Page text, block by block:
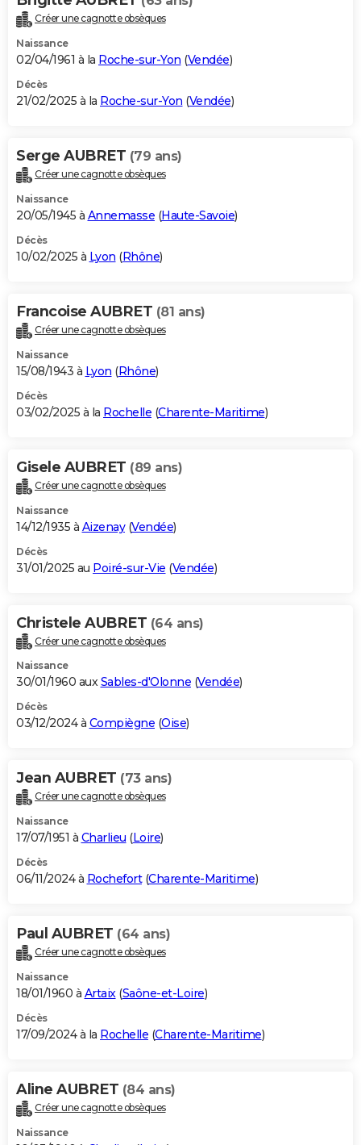
Créer une cagnotte obsèques
Naissance
02/04/1961 à la Roche-sur-Yon (Vendée)
Décès
21/02/2025 à la Roche-sur-Yon (Vendée)
Serge AUBRET (79 ans)
Créer une cagnotte obsèques
Naissance
20/05/1945 à Annemasse (Haute-Savoie)
Décès
10/02/2025 à Lyon (Rhône)
Francoise AUBRET (81 ans)
Créer une cagnotte obsèques
Naissance
15/08/1943 à Lyon (Rhône)
Décès
03/02/2025 à la Rochelle (Charente-Maritime)
Gisele AUBRET (89 ans)
Créer une cagnotte obsèques
Naissance
14/12/1935 à Aizenay(Vendée)
Décès
31/01/2025 au Poiré-sur-Vie (Vendée)
Christele AUBRET (64 ans)
Créer une cagnotte obsèques
Naissance
30/01/1960 auxSables-d'Olonne (Vendée)
Décès
03/12/2024 à Compiègne (Oise)
Jean AUBRET (73 ans)
Créer une cagnotte obsèques
Naissance
17/07/1951 à Charlieu (Loire)
Décès
06/11/2024 à Rochefort(Charente-Maritime)
Paul AUBRET (64 ans)
Créer une cagnotte obsèques
Naissance
18/01/1960 à Artaix(Saône-et-Loire)
Décès
17/09/2024 à la Rochelle (Charente-Maritime)
Aline AUBRET (84 ans)
Créer une cagnotte obsèques
Naissance